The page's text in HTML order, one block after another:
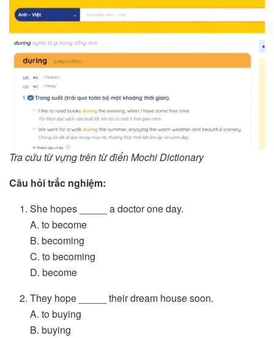
Tra cứu từ vựng trên từ điển Mochi Dictionary
Câu hỏi trắc nghiệm:
She hopes _____ a doctor one day.
A. to become
B. becoming
C. to becoming
D. become
They hope _____ their dream house soon.
A. to buying
B. buying